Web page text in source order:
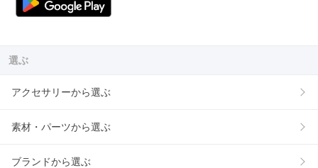
選ぶ
アクセサリーから選ぶ
素材・パーツから選ぶ
ブランドから選ぶ